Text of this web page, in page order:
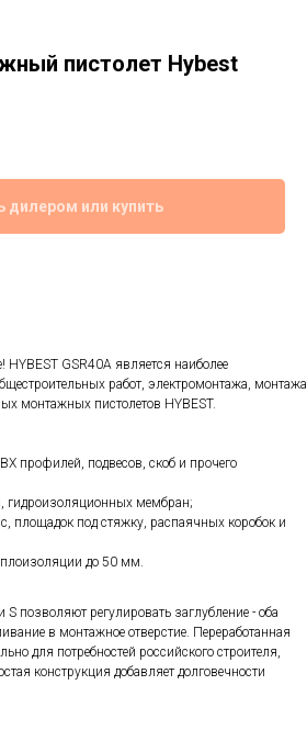
пистолет Hybest
дилером или купить
GSR40A является наиболее
работ, электромонтажа, монтажа
монтажных пистолетов HYBEST.
профилей, подвесов, скоб и прочего
гидроизоляционных мембран;
площадок под стяжку, распаячных коробок и
до 50 мм.
позволяют регулировать заглубление - оба
в монтажное отверстие. Переработанная
для потребностей российского строителя,
конструкция добавляет долговечности